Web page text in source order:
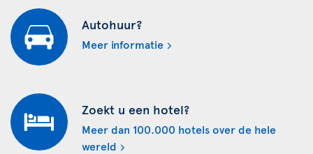
Autohuur?
Meer informatie
Zoekt u een hotel?
Meer dan 100.000 hotels over de hele
wereld